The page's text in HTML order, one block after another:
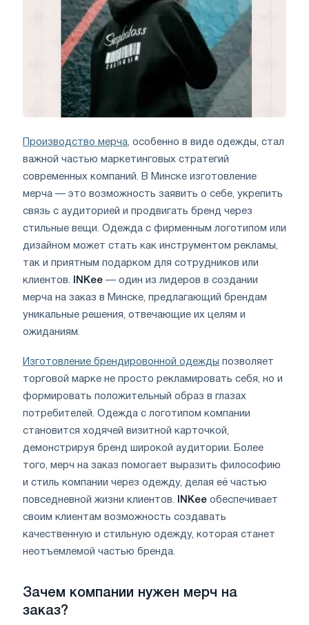
Производство мерча , особенно в виде одежды, стал
важной частью маркетинговых стратегий
современных компаний. В Минске изготовление
мерча — это возможность заявить о себе, укрепить
связь с аудиторией и продвигать бренд через
стильные вещи. Одежда с фирменным логотипом или
дизайном может стать как инструментом рекламы,
так и приятным подарком для сотрудников или
клиентов.
INKee — один из лидеров в создании
мерча на заказ в Минске, предлагающий брендам
уникальные решения, отвечающие их целям и
ожиданиям.
Изготовление брендировонной одежды позволяет
торговой марке не просто рекламировать себя, но и
формировать положительный образ в глазах
потребителей. Одежда с логотипом компании
становится ходячей визитной карточкой,
демонстрируя бренд широкой аудитории. Более
того, мерч на заказ помогает выразить философию
и стиль компании через одежду, делая её частью
повседневной жизни клиентов.
INKee обеспечивает
своим клиентам возможность создавать
качественную и стильную одежду, которая станет
неотъемлемой частью бренда.
Зачем компании нужен мерч на
заказ?